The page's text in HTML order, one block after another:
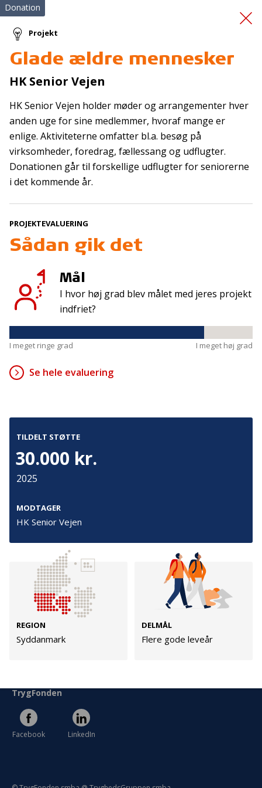
Luftballonen
Donation
Projekt
Glade ældre mennesker
HK Senior Vejen
HK Senior Vejen holder møder og arrangementer hver
anden uge for sine medlemmer, hvoraf mange er
enlige. Aktiviteterne omfatter bl.a. besøg på
virksomheder, foredrag, fællessang og udflugter.
Donationen går til forskellige udflugter for seniorerne
i det kommende år.
PROJEKTEVALUERING
Sådan gik det
Mål
I hvor høj grad blev målet med jeres projekt
indfriet?
I meget ringe grad I meget høj grad
Se hele evaluering
TILDELT STØTTE
30.000 kr.
2025
MODTAGER
HK Senior Vejen
REGION
Syddanmark
DELMÅL
Flere gode leveår
Tilmeld nyhedsbrev
Tilmeld
Kontakt
info@trygfonden.dk
TryghedsGruppen
Adresse
2830 Virum
Fakturering
Kontakt os
Cookies
Følg os
TryghedsGruppen
TrygFonden
Facebook LinkedIn